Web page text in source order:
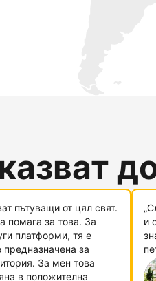
гости днес
пътуващи от цял свят.
помага за това. За
платформи, тя е
за
За мен това
в положителна
и